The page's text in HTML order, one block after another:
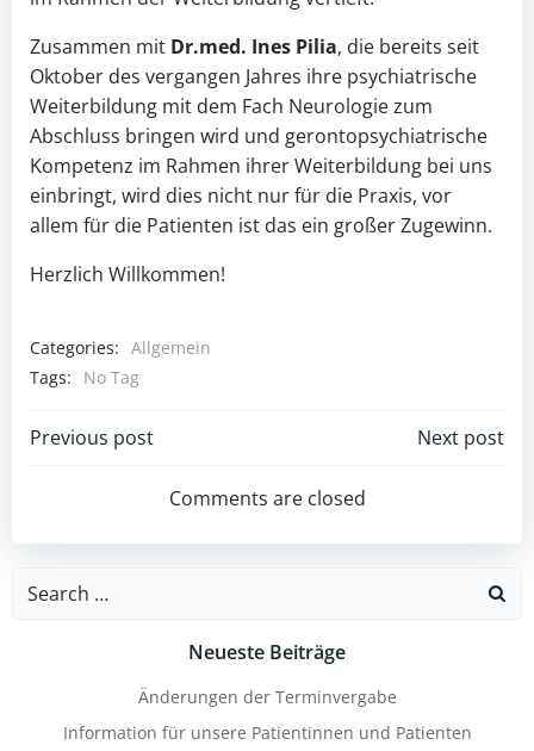
Zusammen mit Dr.med. Ines Pilia, die bereits seit
Oktober des vergangen Jahres ihre psychiatrische
Weiterbildung mit dem Fach Neurologie zum
Abschluss bringen wird und gerontopsychiatrische
Kompetenz im Rahmen ihrer Weiterbildung bei uns
einbringt, wird dies nicht nur für die Praxis, vor
allem für die Patienten ist das ein großer Zugewinn.
Herzlich Willkommen!
Categories: Allgemein
Tags:
No Tag
Post
navigation
Previous post
navigation
Next post
Comments are closed
Search
Neueste Beiträge
Änderungen der Terminvergabe
Information für unsere Patientinnen und Patienten